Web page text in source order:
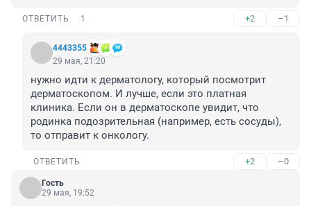
ОТВЕТИТЬ 1 +2 –1
4443355
29 мая, 21:20
нужно идти к дерматологу, который посмотрит
дерматоскопом. И лучше, если это платная
клиника. Если он в дерматоскопе увидит, что
родинка подозрительная (например, есть сосуды),
то отправит к онкологу.
ОТВЕТИТЬ +2 –0
Гость
29 мая, 19:52